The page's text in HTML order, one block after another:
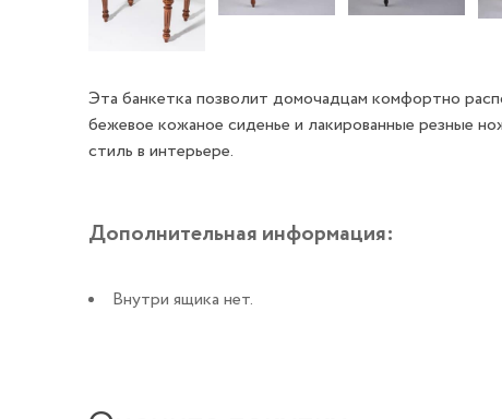
Эта банкетка позволит домочадцам комфортно
бежевое кожаное сиденье и лакированные резные
стиль в интерьере.
Дополнительная информация:
Внутри ящика нет.